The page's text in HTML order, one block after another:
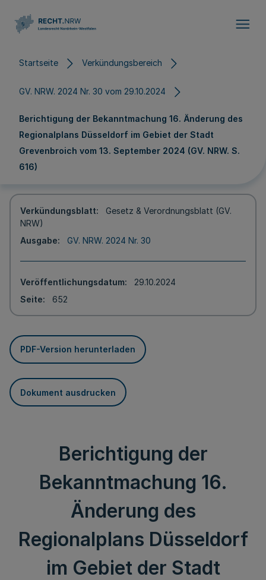
Startseite Verkündungsbereich
GV. NRW. 2024 Nr. 30 vom 29.10.2024
Berichtigung der Bekanntmachung 16. Änderung des
Regionalplans Düsseldorf im Gebiet der Stadt
Grevenbroich vom 13. September 2024 (GV. NRW. S.
616)
Verkündungsblatt
Gesetz & Verordnungsblatt (GV.
NRW)
Ausgabe
GV. NRW. 2024 Nr. 30
Veröffentlichungsdatum
29.10.2024
Seite
652
PDF-Version herunterladen
Dokument ausdrucken
Berichtigung der
Bekanntmachung 16.
Änderung des
Regionalplans Düsseldorf
im Gebiet der Stadt